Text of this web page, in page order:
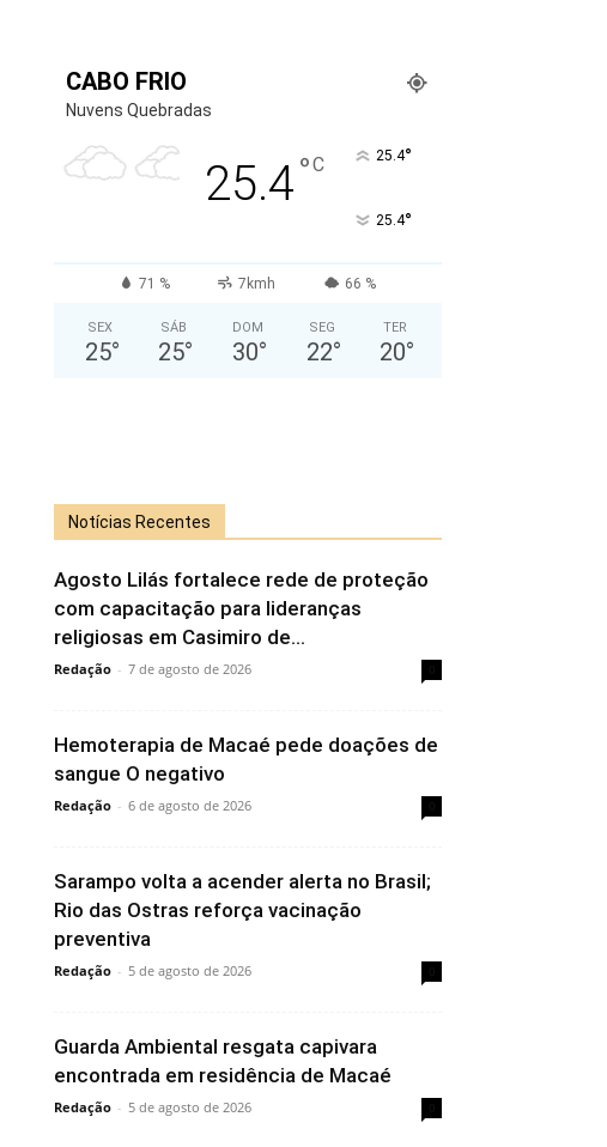
CABO FRIO
Nuvens Quebradas
25.4°C 25.4°
25.4°
71 % 7kmh 66 %
SEX
25°
SÁB
25°
DOM
30°
SEG
22°
TER
20°
Notícias Recentes
Agosto Lilás fortalece rede de proteção
com capacitação para lideranças
religiosas em Casimiro de...
Redação - 7 de agosto de 2026
Hemoterapia de Macaé pede doações de
sangue O negativo
Redação - 6 de agosto de 2026
Sarampo volta a acender alerta no Brasil;
Rio das Ostras reforça vacinação
preventiva
Redação - 5 de agosto de 2026
Guarda Ambiental resgata capivara
encontrada em residência de Macaé
Redação - 5 de agosto de 2026